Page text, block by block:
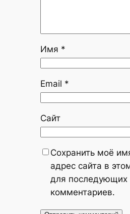
Имя *
Email *
Сайт
Сохранить моё
адрес сайта в
для последующих
комментариев.